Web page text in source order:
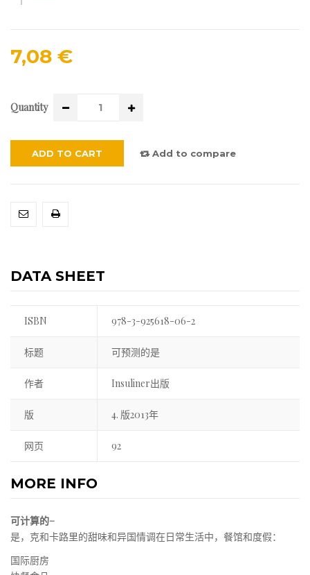
7,08 €
Quantity
ADD TO CART Add to compare
DATA SHEET
ISBN 978-3-925618-06-2
标题 可预测的是
作者 Insuliner出版
版 4. 版2013年
网页 92
MORE INFO
可计算的–
是，克和卡路里的甜味和异国情调在日常生活中，餐馆和度假：
国际厨房